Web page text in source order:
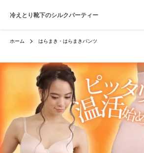
冷えとり靴下のシルクパーティー
ホーム はらまき・はらまきパンツ